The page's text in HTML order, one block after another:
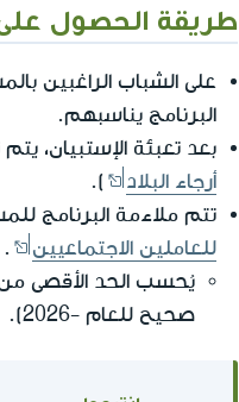
طريقة الحصول
على الشباب الراغبين
البرنامج يناسبهم.
بعد تعبئة الإستبيان،
أرجاء البلاد
).
تتم ملاءمة البرنامج
للعاملين الاجتماعيين
.
يُحسب الحد الأقصى
صحيح للعام -2026).